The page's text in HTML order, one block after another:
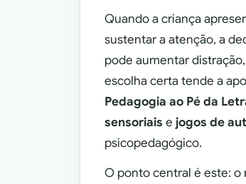
Quando a criança
sustentar a atenção, a
pode aumentar
escolha certa tende a
Pedagogia ao Pé da
sensoriais e jogos de
psicopedagógico.
O ponto central é este: o